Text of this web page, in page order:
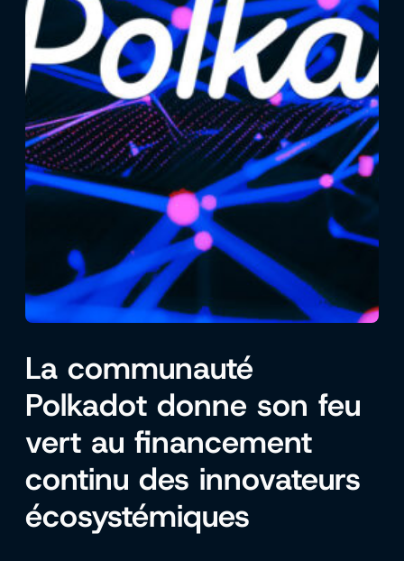
La communauté
Polkadot donne son feu
vert au financement
continu des innovateurs
écosystémiques